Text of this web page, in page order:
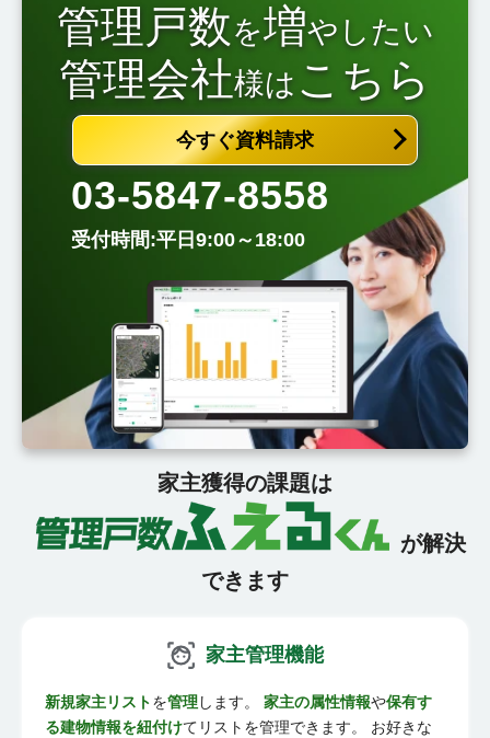
管理戸数を増やしたい
管理会社様は こちら
今すぐ資料請求
03-5847-8558
受付時間:平日9:00～18:00
家主獲得の課題は
が解決
できます
家主管理機能
新規家主リストを管理します。 家主の属性情報や保有す
る建物情報を紐付けてリストを管理できます。 お好きな